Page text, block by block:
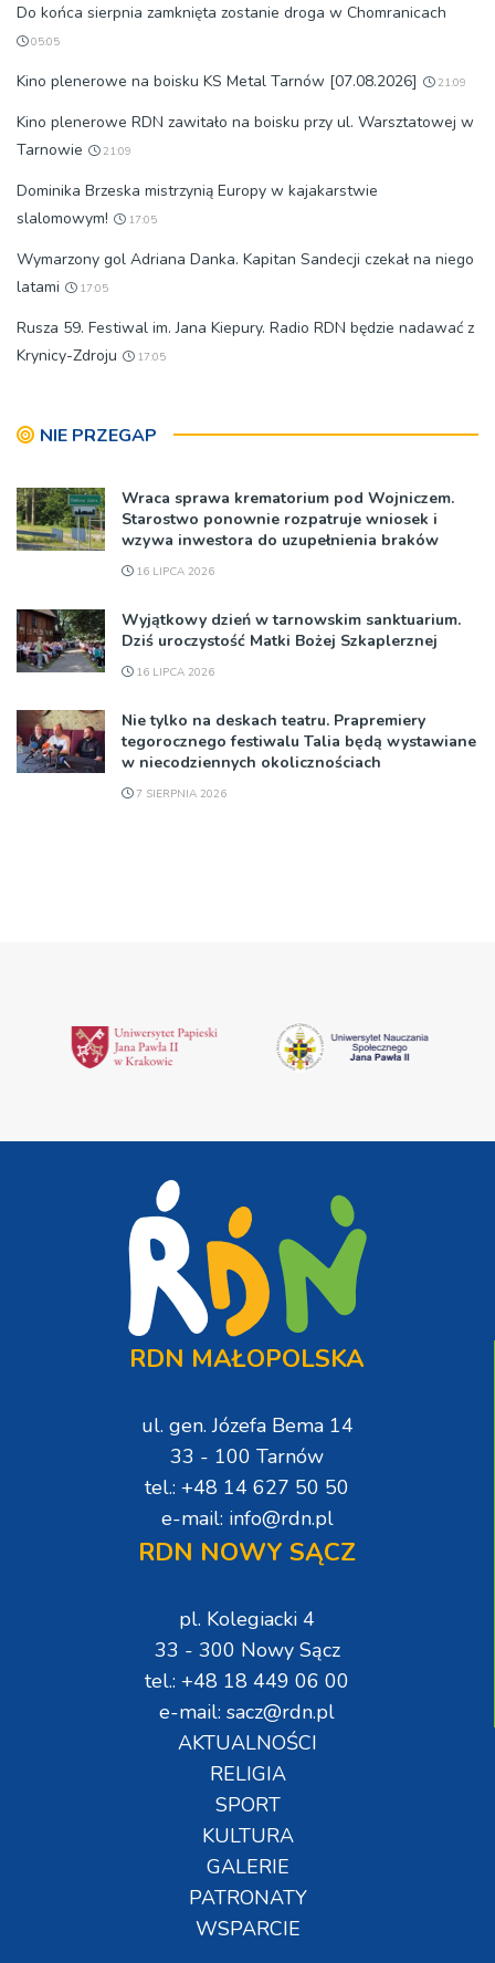
Do końca sierpnia zamknięta zostanie droga w Chomranicach
05:05
Kino plenerowe na boisku KS Metal Tarnów [07.08.2026] 21:09
Kino plenerowe RDN zawitało na boisku przy ul. Warsztatowej w
Tarnowie
21:09
Dominika Brzeska mistrzynią Europy w kajakarstwie
slalomowym!
17:05
Wymarzony gol Adriana Danka. Kapitan Sandecji czekał na niego
latami
17:05
Rusza 59. Festiwal im. Jana Kiepury. Radio RDN będzie nadawać z
Krynicy-Zdroju
17:05
NIE PRZEGAP
Wraca sprawa krematorium pod Wojniczem.
Starostwo ponownie rozpatruje wniosek i
wzywa inwestora do uzupełnienia braków
16 LIPCA 2026
Wyjątkowy dzień w tarnowskim sanktuarium.
Dziś uroczystość Matki Bożej Szkaplerznej
16 LIPCA 2026
Nie tylko na deskach teatru. Prapremiery
tegorocznego festiwalu Talia będą wystawiane
w niecodziennych okolicznościach
7 SIERPNIA 2026
RDN MAŁOPOLSKA
ul. gen. Józefa Bema 14
33 - 100 Tarnów
tel.: +48 14 627 50 50
e-mail: info@rdn.pl
RDN NOWY SĄCZ
pl. Kolegiacki 4
33 - 300 Nowy Sącz
tel.: +48 18 449 06 00
e-mail: sacz@rdn.pl
AKTUALNOŚCI
RELIGIA
SPORT
KULTURA
GALERIE
PATRONATY
WSPARCIE